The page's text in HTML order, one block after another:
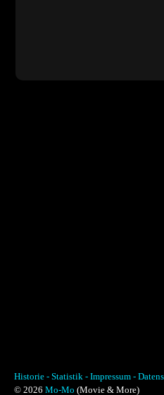
Historie - Statistik - Impressum -
© 2026 Mo-Mo (Movie & More)